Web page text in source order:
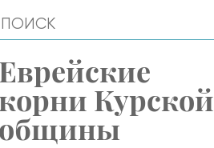
Еврейские
корни Курской
общины